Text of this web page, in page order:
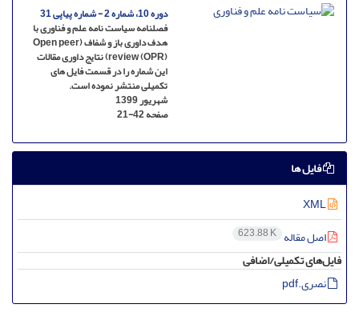
دوره 10، شماره 2 - شماره پیاپی 31
فصلنامه سیاست نامه علم و فناوری با
هدف داوری باز و شفاف (Open peer
review (OPR)) نتایج داوری مقالات
این شماره را در قسمت فایل های
تکمیلی منتشر نموده است.
شهریور 1399
صفحه21-42
فایل ها
اصل مقاله 623.88 K
فایل‌های تکمیلی/اضافی
نصری.pdf